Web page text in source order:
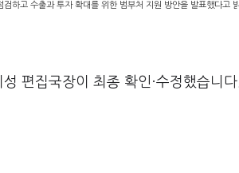
하고 수출과 투자 확대를 위한 범부처 지원 방안을 발표했다고
편집국장이 최종 확인·수정했습니다.